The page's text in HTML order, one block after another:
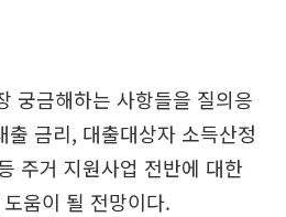
궁금해하는 사항들을 질의응
출 금리, 대출대상자 소득산정
주거 지원사업 전반에 대한
움이 될 전망이다.